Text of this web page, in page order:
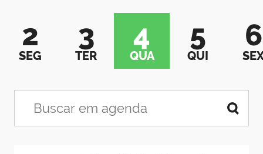
2
SEG
3
TER
4
QUA
5
QUI
6